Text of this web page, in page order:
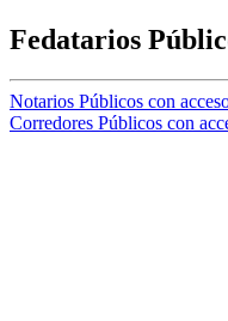
Fedatarios
Notarios Públicos con
Corredores Públicos con